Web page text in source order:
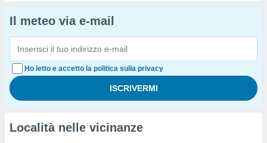
Il meteo via e-mail
Ho letto e accetto la politica sulla privacy
Località nelle vicinanze